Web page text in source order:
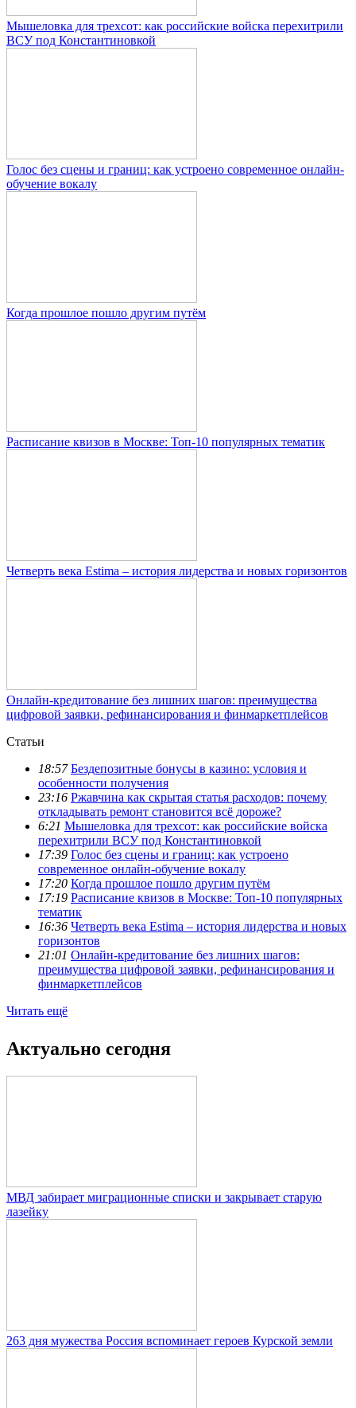
Мышеловка для трехсот: как российские войска перехитрили
ВСУ под Константиновкой
Голос без сцены и границ: как устроено современное онлайн-
обучение вокалу
Когда прошлое пошло другим путём
Расписание квизов в Москве: Топ-10 популярных тематик
Четверть века Estima – история лидерства и новых горизонтов
Онлайн-кредитование без лишних шагов: преимущества
цифровой заявки, рефинансирования и финмаркетплейсов
Статьи
18:57 Бездепозитные бонусы в казино: условия и
особенности получения
23:16 Ржавчина как скрытая статья расходов: почему
откладывать ремонт становится всё дороже?
6:21 Мышеловка для трехсот: как российские войска
перехитрили ВСУ под Константиновкой
17:39 Голос без сцены и границ: как устроено
современное онлайн-обучение вокалу
17:20 Когда прошлое пошло другим путём
17:19 Расписание квизов в Москве: Топ-10 популярных
тематик
16:36 Четверть века Estima – история лидерства и новых
горизонтов
21:01 Онлайн-кредитование без лишних шагов:
преимущества цифровой заявки, рефинансирования и
финмаркетплейсов
Читать ещё
Актуально сегодня
МВД забирает миграционные списки и закрывает старую
лазейку
263 дня мужества Россия вспоминает героев Курской земли